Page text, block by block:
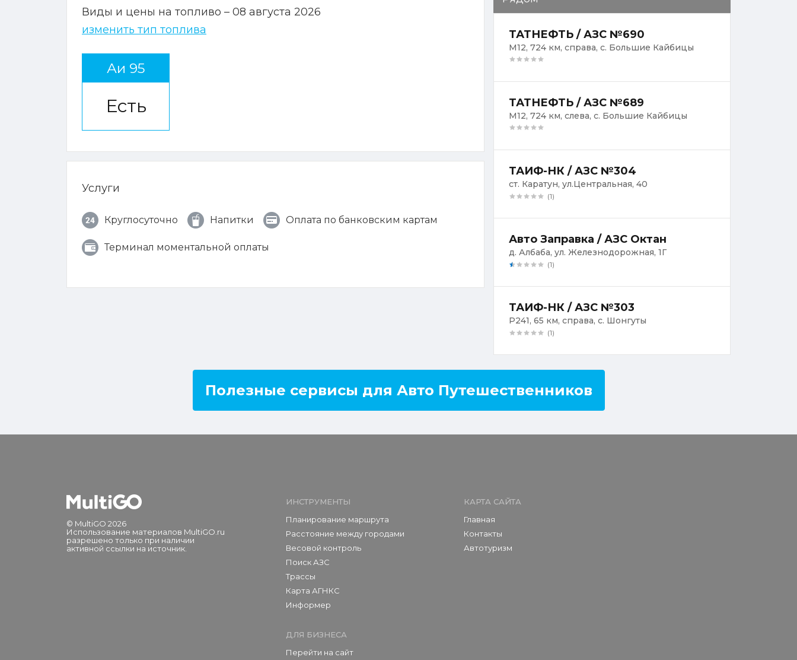
Виды и цены на топливо – 08 августа 2026
изменить тип топлива
Аи 95
Есть
Услуги
Круглосуточно Напитки Оплата по банковским картам
Терминал моментальной оплаты
ТАТНЕФТЬ / АЗС №690
М12, 724 км, справа, с. Большие Кайбицы
ТАТНЕФТЬ / АЗС №689
М12, 724 км, слева, с. Большие Кайбицы
ТАИФ-НК / АЗС №304
ст. Каратун, ул.Центральная, 40
(1)
Авто Заправка / АЗС Октан
д. Албаба, ул. Железнодорожная, 1Г
(1)
ТАИФ-НК / АЗС №303
Р241, 65 км, справа, с. Шонгуты
(1)
Полезные сервисы для Авто Путешественников
© MultiGO 2026
Использование материалов MultiGO.ru
разрешено только при наличии
активной ссылки на источник.
ИНСТРУМЕНТЫ
Планирование маршрута
Расстояние между городами
Весовой контроль
Поиск АЗС
Трассы
Карта АГНКС
Информер
ДЛЯ БИЗНЕСА
Перейти на сайт
КАРТА САЙТА
Главная
Контакты
Автотуризм